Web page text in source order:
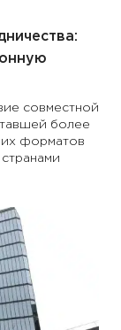
совместной
более
форматов